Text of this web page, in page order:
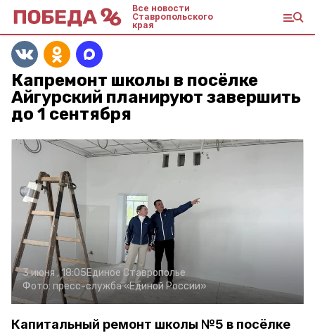
Все новости
Ставропольского
края
Капремонт школы в посёлке
Айгурский планируют завершить
до 1 сентября
3 июня , 18:05Единое Ставрополье
Фото: пресс-служба «Единой России»
Капитальный ремонт школы №5 в посёлке